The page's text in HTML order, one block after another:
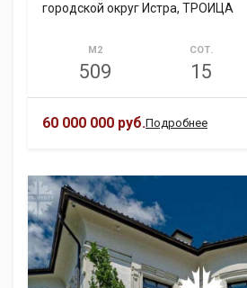
городской округ Истра, ТРОИЦА
М2
509
СОТ.
15
60 000 000 руб.Подробнее